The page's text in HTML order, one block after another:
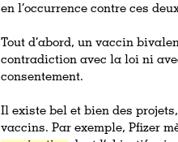
en l’occurrence contre ces
Tout d’abord, un vaccin
contradiction avec la loi ni
consentement.
Il existe bel et bien des
vaccins. Par exemple, Pfizer